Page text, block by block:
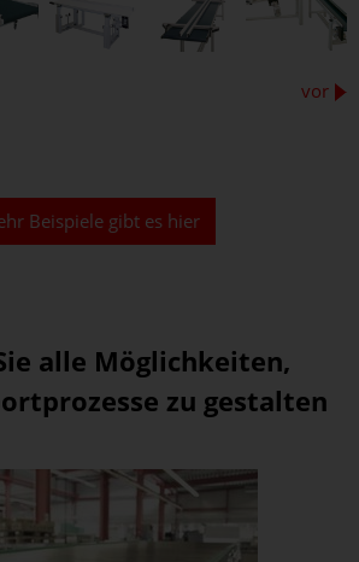
vor
Beispiele gibt es hier
alle Möglichkeiten,
zu gestalten